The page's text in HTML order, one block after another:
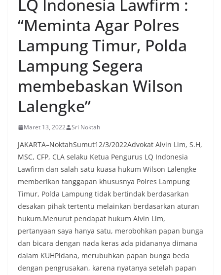
LQ Indonesia Lawfirm :
“Meminta Agar Polres
Lampung Timur, Polda
Lampung Segera
membebaskan Wilson
Lalengke”
Maret 13, 2022 Sri Noktah
JAKARTA–NoktahSumut12/3/2022Advokat Alvin Lim, S.H,
MSC, CFP, CLA selaku Ketua Pengurus LQ Indonesia
Lawfirm dan salah satu kuasa hukum Wilson Lalengke
memberikan tanggapan khususnya Polres Lampung
Timur, Polda Lampung tidak bertindak berdasarkan
desakan pihak tertentu melainkan berdasarkan aturan
hukum.Menurut pendapat hukum Alvin Lim,
pertanyaan saya hanya satu, merobohkan papan bunga
dan bicara dengan nada keras ada pidananya dimana
dalam KUHPidana, merubuhkan papan bunga beda
dengan pengrusakan, karena nyatanya setelah papan